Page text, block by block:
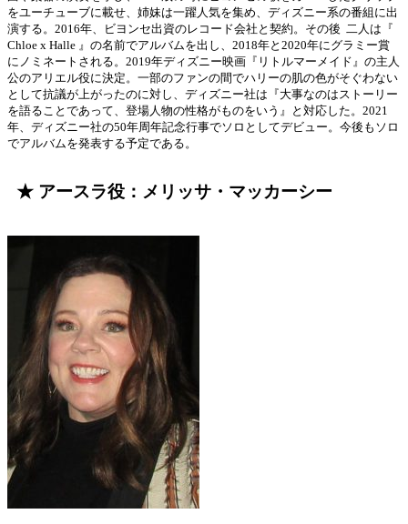
をユーチューブに載せ、姉妹は一躍人気を集め、ディズニー系の番組に出
演する。2016年、ビヨンセ出資のレコード会社と契約。その後 二人は『
Chloe x Halle 』の名前でアルバムを出し、2018年と2020年にグラミー賞
にノミネートされる。2019年ディズニー映画『リトルマーメイド』の主人
公のアリエル役に決定。一部のファンの間でハリーの肌の色がそぐわない
として抗議が上がったのに対し、ディズニー社は『大事なのはストーリー
を語ることであって、登場人物の性格がものをいう』と対応した。2021
年、ディズニー社の50年周年記念行事でソロとしてデビュー。今後もソロ
でアルバムを発表する予定である。
★ アースラ役：メリッサ・マッカーシー